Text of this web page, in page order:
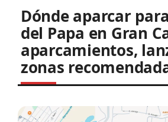
Dónde aparcar
del Papa en Gran
aparcamientos,
zonas